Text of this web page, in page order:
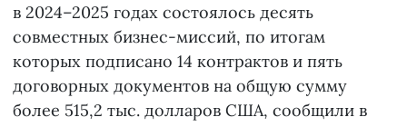
в 2024–2025 годах состоялось десять
совместных бизнес-миссий, по итогам
которых подписано 14 контрактов и пять
договорных документов на общую сумму
более 515,2 тыс. долларов США, сообщили в